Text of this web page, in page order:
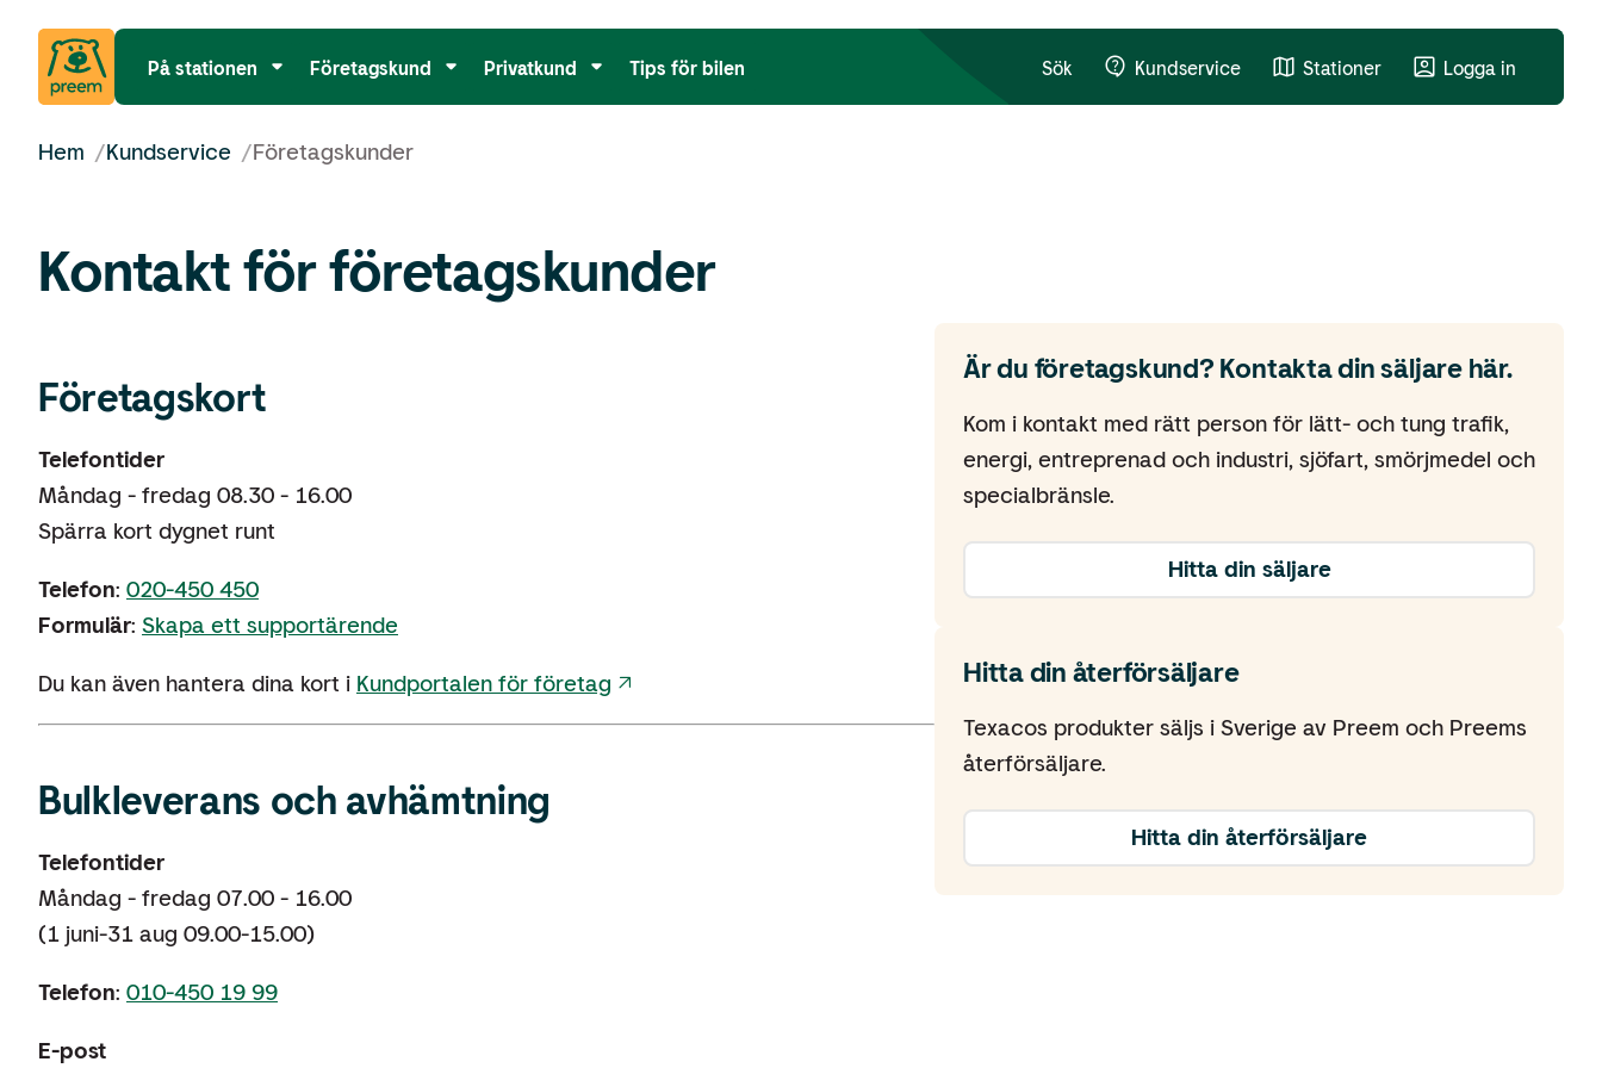
På stationen Företagskund Privatkund Tips för bilen Sök Kundservice Stationer Logga in
Hem /Kundservice /Företagskunder
Kontakt för företagskunder
Företagskort
Telefontider
Måndag - fredag 08.30 - 16.00
Spärra kort dygnet runt
Telefon: 020-450 450
Formulär: Skapa ett supportärende
Du kan även hantera dina kort i Kundportalen för företag
Bulkleverans och avhämtning
Telefontider
Måndag - fredag 07.00 - 16.00
(1 juni-31 aug 09.00-15.00)
Telefon: 010-450 19 99
E-post
Är du företagskund? Kontakta din säljare här.
Kom i kontakt med rätt person för lätt- och tung trafik,
energi, entreprenad och industri, sjöfart, smörjmedel och
specialbränsle.
Hitta din säljare
Hitta din återförsäljare
Texacos produkter säljs i Sverige av Preem och Preems
återförsäljare.
Hitta din återförsäljare